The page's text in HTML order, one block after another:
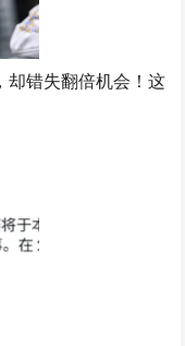
却错失翻倍机会！这